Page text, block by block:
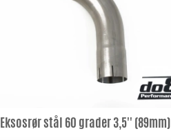
Eksosrør stål 60 grader 3,5'' (89mm)